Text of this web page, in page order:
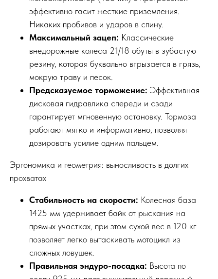
эффективно гасит жесткие приземления.
Никаких пробивов и ударов в спину.
Максимальный зацеп: Классические
внедорожные колеса 21/18 обуты в зубастую
резину, которая буквально вгрызается в грязь,
мокрую траву и песок.
Предсказуемое торможение: Эффективная
дисковая гидравлика спереди и сзади
гарантирует мгновенную остановку. Тормоза
работают мягко и информативно, позволяя
дозировать усилие одним пальцем.
Эргономика и геометрия: выносливость в долгих
прохватах
Стабильность на скорости: Колесная база
1425 мм удерживает байк от рыскания на
прямых участках, при этом сухой вес в 120 кг
позволяет легко вытаскивать мотоцикл из
сложных ловушек.
Правильная эндуро-посадка: Высота по